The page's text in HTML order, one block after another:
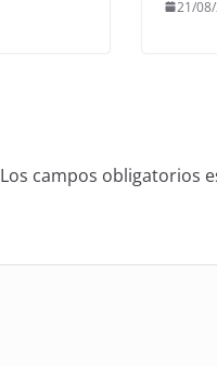
21/
Los campos obligatorios